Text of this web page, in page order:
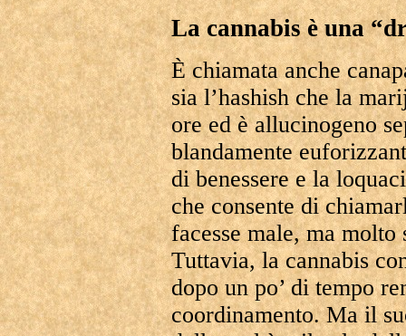
La cannabis è una
È chiamata anche
sia l’hashish che la
ore ed è allucinogeno
blandamente
di benessere e la
che consente di
facesse male, ma molto
Tuttavia, la cannabis
dopo un po’ di tempo
coordinamento. Ma il